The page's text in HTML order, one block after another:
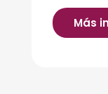
Más